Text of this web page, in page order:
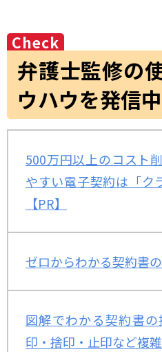
弁護士監修の
ウハウを発信
500万円以上のコスト
やすい電子契約は「ク
【PR】
ゼロからわかる契約書
図解でわかる契約書
印・捨印・止印など複